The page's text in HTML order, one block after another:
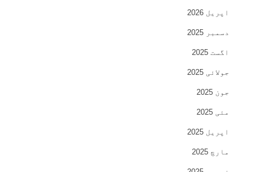
اپریل 2026
دسمبر 2025
اگست 2025
جولائی 2025
جون 2025
مئی 2025
اپریل 2025
مارچ 2025